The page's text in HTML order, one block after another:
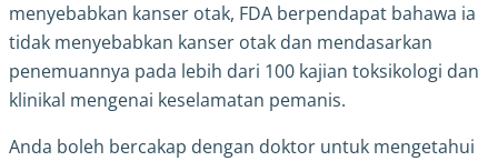
menyebabkan kanser otak, FDA berpendapat bahawa ia
tidak menyebabkan kanser otak dan mendasarkan
penemuannya pada lebih dari 100 kajian toksikologi dan
klinikal mengenai keselamatan pemanis.
Anda boleh bercakap dengan doktor untuk mengetahui